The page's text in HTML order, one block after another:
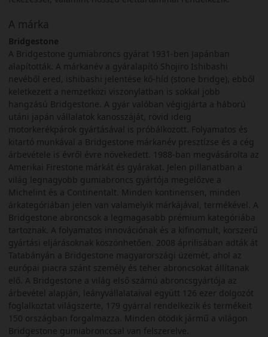
A márka
Bridgestone
A Bridgestone gumiabroncs gyárat 1931-ben Japánban
alapították. A márkanév a gyáralapító Shojiro Ishibashi
nevéből ered, ishibashi jelentése kő-híd (stone bridge), ebből
keletkezett a nemzetközi viszonylatban is sokkal jobb
hangzású Bridgestone. A gyár valóban végigjárta a háború
utáni japán vállalatok kanosszáját, rövid ideig
motorkerékpárok gyártásával is próbálkozott. Folyamatos és
kitartó munkával a Bridgestone márkanév presztízse és a cég
árbevétele is évről évre növekedett. 1988-ban megvásárolta az
Amerikai Firestone márkát és gyárakat. Jelen pillanatban a
világ legnagyobb gumiabroncs gyártója megelőzve a
Michelint és a Continentalt. Minden kontinensen, minden
árkategóriában jelen van valamelyik márkájával, termékével. A
Bridgestone abroncsok a legmagasabb prémium kategóriába
tartoznak. A folyamatos innovációnak és a kifinomult, korszerű
gyártási eljárásoknak köszönhetően. 2008 áprilisában adták át
Tatabányán a Bridgestone magyarországi üzemét, ahol az
európai piacra szánt személy és teher abroncsokat állítanak
elő. A Bridgestone a világ első számú abroncsgyártója az
árbevétel alapján, leányvállalataival együtt 126 ezer dolgozót
foglalkoztat világszerte, 179 gyárral rendelkezik és termékeit
150 országban forgalmazza. Minden ötödik jármű a világon
Bridgestone gumiabronccsal van felszerelve.